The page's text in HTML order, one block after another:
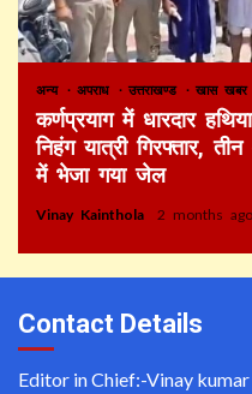
अन्य अपराध उत्तराखण्ड खास खबर
कर्णप्रयाग में धारदार
निहंग यात्री गिरफ्तार,
में भेजा गया जेल
Vinay Kainthola 2 months ago
Contact Details
Editor in Chief:-Vinay